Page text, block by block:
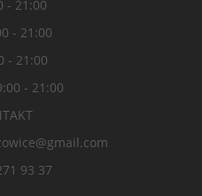
- 21:00
- 21:00
- 21:00
- 21:00
93 37